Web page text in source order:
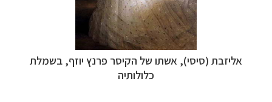
אליזבת (סיסי), אשתו של הקיסר פרנץ יוזף, בשמלת
כלולותיה